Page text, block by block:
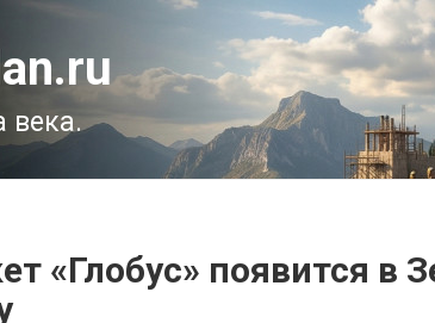
века.
«Глобус» появится в